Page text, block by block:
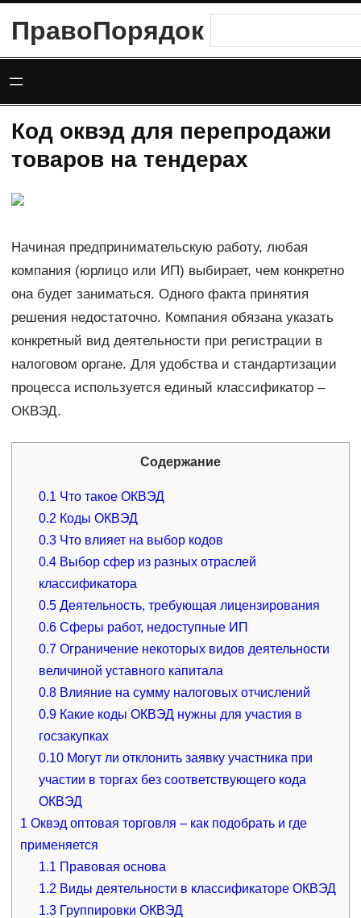
содержимому
ПравоПорядок
Код оквэд для перепродажи
товаров на тендерах
Начиная предпринимательскую работу, любая
компания (юрлицо или ИП) выбирает, чем конкретно
она будет заниматься. Одного факта принятия
решения недостаточно. Компания обязана указать
конкретный вид деятельности при регистрации в
налоговом органе. Для удобства и стандартизации
процесса используется единый классификатор –
ОКВЭД.
Содержание
0.1 Что такое ОКВЭД
0.2 Коды ОКВЭД
0.3 Что влияет на выбор кодов
0.4 Выбор сфер из разных отраслей
классификатора
0.5 Деятельность, требующая лицензирования
0.6 Сферы работ, недоступные ИП
0.7 Ограничение некоторых видов деятельности
величиной уставного капитала
0.8 Влияние на сумму налоговых отчислений
0.9 Какие коды ОКВЭД нужны для участия в
госзакупках
0.10 Могут ли отклонить заявку участника при
участии в торгах без соответствующего кода
ОКВЭД
1 Оквэд оптовая торговля – как подобрать и где
применяется
1.1 Правовая основа
1.2 Виды деятельности в классификаторе ОКВЭД
1.3 Группировки ОКВЭД